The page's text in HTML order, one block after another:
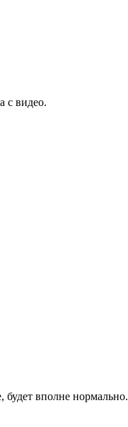
с видео.
будет вполне нормально.